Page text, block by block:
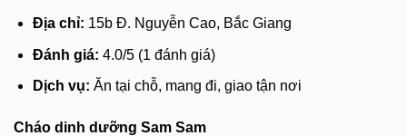
Địa chỉ: 15b Đ. Nguyễn Cao, Bắc Giang
Đánh giá: 4.0/5 (1 đánh giá)
Dịch vụ: Ăn tại chỗ, mang đi, giao tận nơi
Cháo dinh dưỡng Sam Sam